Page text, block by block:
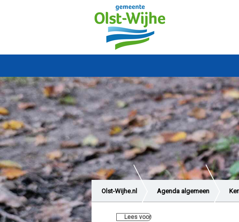
Olst-Wijhe.nl Agenda algemeen
Lees voor